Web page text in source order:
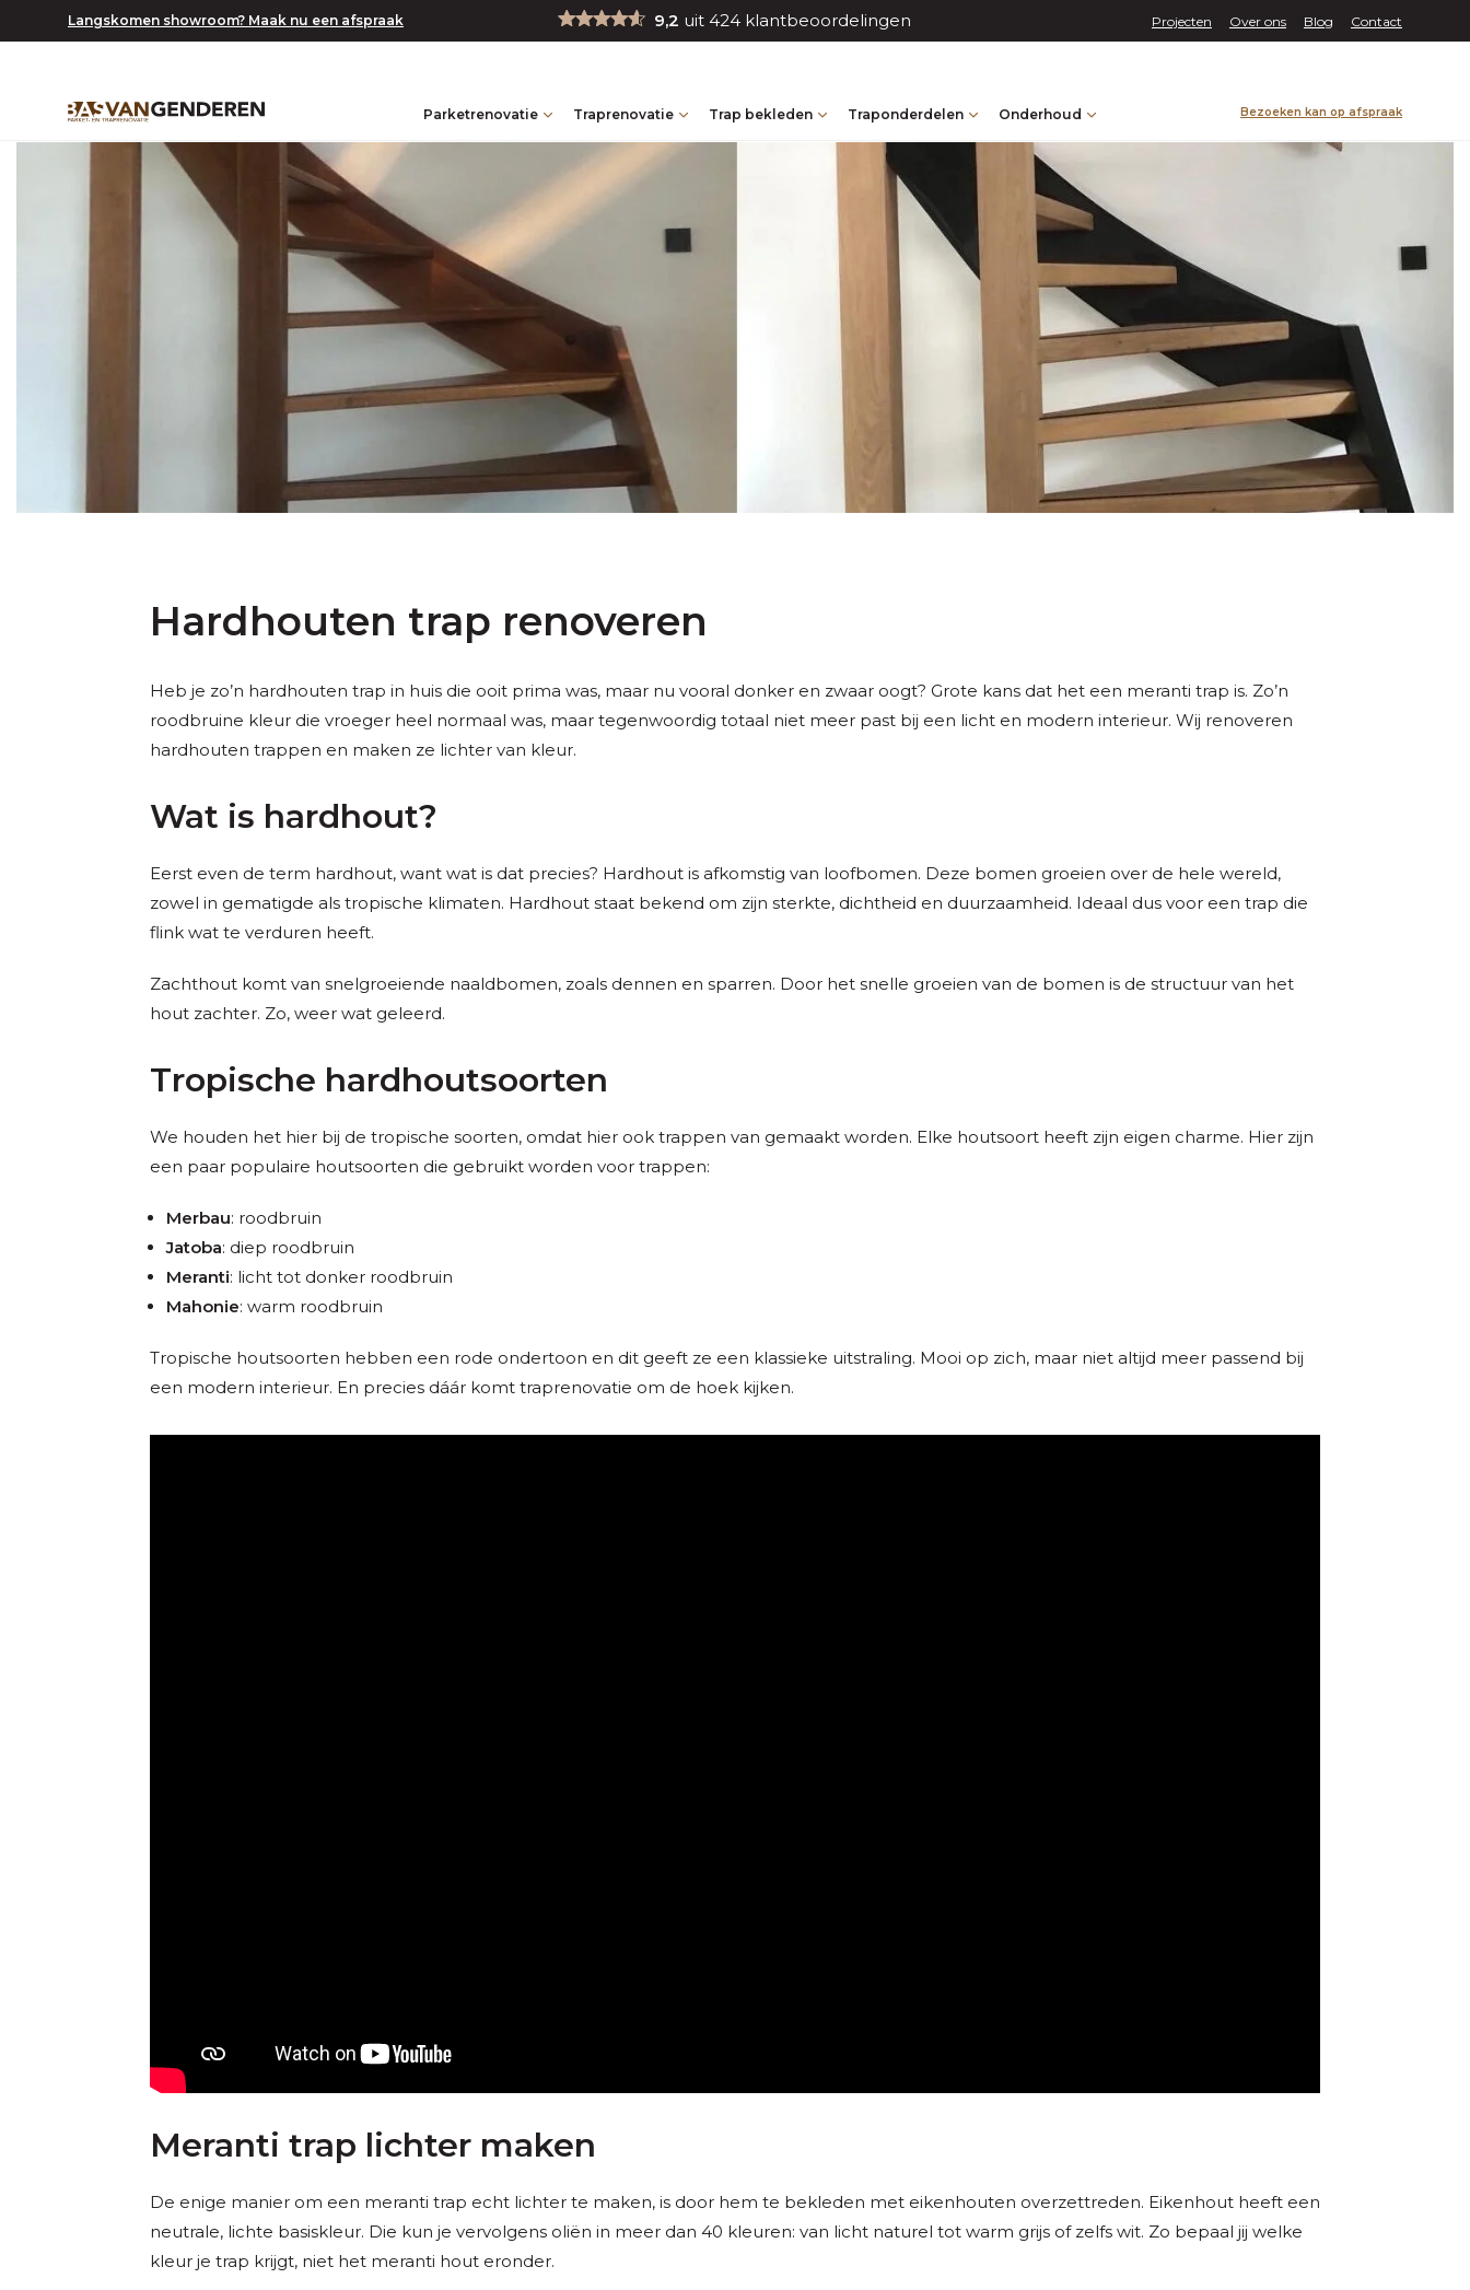
Langskomen showroom? Maak nu een afspraak 9,2 uit 424 klantbeoordelingen Projecten Over ons Blog Contact
Parketrenovatie Traprenovatie Trap bekleden Traponderdelen Onderhoud Bezoeken kan op afspraak
Hardhouten trap renoveren
Heb je zo’n hardhouten trap in huis die ooit prima was, maar nu vooral donker en zwaar oogt? Grote kans dat het een meranti trap is. Zo’n
roodbruine kleur die vroeger heel normaal was, maar tegenwoordig totaal niet meer past bij een licht en modern interieur. Wij renoveren
hardhouten trappen en maken ze lichter van kleur.
Wat is hardhout?
Eerst even de term hardhout, want wat is dat precies? Hardhout is afkomstig van loofbomen. Deze bomen groeien over de hele wereld,
zowel in gematigde als tropische klimaten. Hardhout staat bekend om zijn sterkte, dichtheid en duurzaamheid. Ideaal dus voor een trap die
flink wat te verduren heeft.
Zachthout komt van snelgroeiende naaldbomen, zoals dennen en sparren. Door het snelle groeien van de bomen is de structuur van het
hout zachter. Zo, weer wat geleerd.
Tropische hardhoutsoorten
We houden het hier bij de tropische soorten, omdat hier ook trappen van gemaakt worden. Elke houtsoort heeft zijn eigen charme. Hier zijn
een paar populaire houtsoorten die gebruikt worden voor trappen:
Merbau: roodbruin
Jatoba: diep roodbruin
Meranti: licht tot donker roodbruin
Mahonie: warm roodbruin
Tropische houtsoorten hebben een rode ondertoon en dit geeft ze een klassieke uitstraling. Mooi op zich, maar niet altijd meer passend bij
een modern interieur. En precies dáár komt traprenovatie om de hoek kijken.
Meranti trap lichter maken
De enige manier om een meranti trap echt lichter te maken, is door hem te bekleden met eikenhouten overzettreden. Eikenhout heeft een
neutrale, lichte basiskleur. Die kun je vervolgens oliën in meer dan 40 kleuren: van licht naturel tot warm grijs of zelfs wit. Zo bepaal jij welke
kleur je trap krijgt, niet het meranti hout eronder.